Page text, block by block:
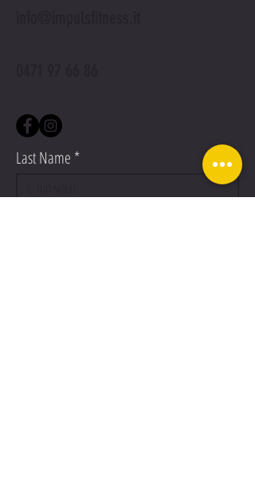
Last Name